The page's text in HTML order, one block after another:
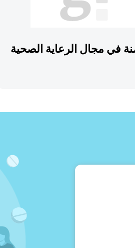
في مجال الرعاية الصحية